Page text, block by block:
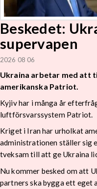
Beskedet:
supervapen
2026 08 06
Ukraina arbetar med att
amerikanska Patriot.
Kyjiv har i många år
luftförsvarssystem Patriot.
Kriget i Iran har urholkat
administrationen ställer sig
tveksam till att ge Ukraina
Nu kommer besked om att
partners ska bygga ett